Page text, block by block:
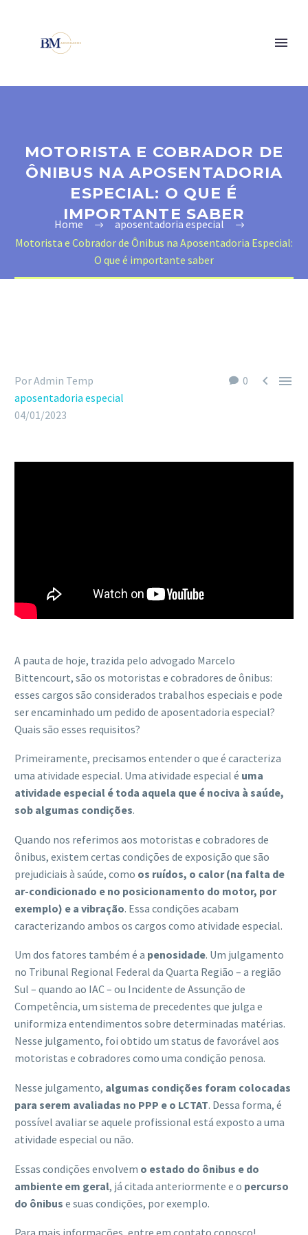
MOTORISTA E COBRADOR DE
ÔNIBUS NA APOSENTADORIA
ESPECIAL: O QUE É
IMPORTANTE SABER
Home
aposentadoria especial
Motorista e Cobrador de Ônibus na Aposentadoria Especial:
O que é importante saber
0  
Por Admin Temp
aposentadoria especial
04/01/2023
A pauta de hoje, trazida pelo advogado Marcelo
Bittencourt, são os motoristas e cobradores de ônibus:
esses cargos são considerados trabalhos especiais e pode
ser encaminhado um pedido de aposentadoria especial?
Quais são esses requisitos?
Primeiramente, precisamos entender o que é caracteriza
uma atividade especial. Uma atividade especial é uma
atividade especial é toda aquela que é nociva à saúde,
sob algumas condições.
Quando nos referimos aos motoristas e cobradores de
ônibus, existem certas condições de exposição que são
prejudiciais à saúde, como os ruídos, o calor (na falta de
ar-condicionado e no posicionamento do motor, por
exemplo) e a vibração. Essa condições acabam
caracterizando ambos os cargos como atividade especial.
Um dos fatores também é a penosidade. Um julgamento
no Tribunal Regional Federal da Quarta Região – a região
Sul – quando ao IAC – ou Incidente de Assunção de
Competência, um sistema de precedentes que julga e
uniformiza entendimentos sobre determinadas matérias.
Nesse julgamento, foi obtido um status de favorável aos
motoristas e cobradores como uma condição penosa.
Nesse julgamento, algumas condições foram colocadas
para serem avaliadas no PPP e o LCTAT. Dessa forma, é
possível avaliar se aquele profissional está exposto a uma
atividade especial ou não.
Essas condições envolvem o estado do ônibus e do
ambiente em geral, já citada anteriormente e o percurso
do ônibus e suas condições, por exemplo.